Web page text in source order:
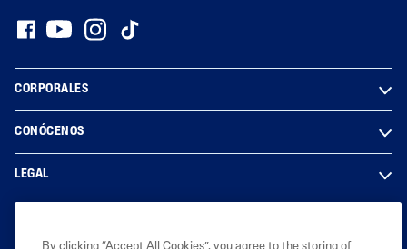
CORPORALES
CONÓCENOS
LEGAL